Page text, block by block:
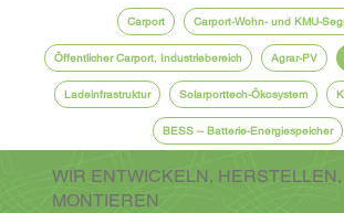
Carport Carport-Wohn- und KMU-
Öffentlicher Carport, Industriebereich Agrar-PV
Ladeinfrastruktur Solarporttech-Ökosystem
BESS – Batterie-Energiespeicher
WIR ENTWICKELN, HERSTELLEN,
MONTIEREN